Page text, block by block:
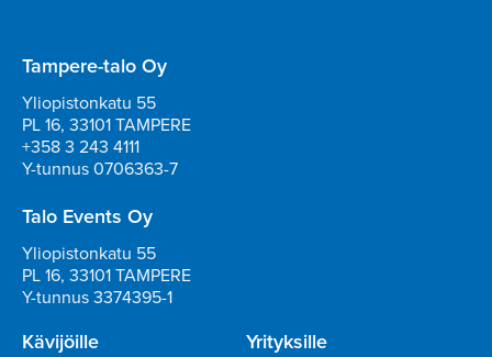
Tampere-talo Oy
Yliopistonkatu 55
PL 16, 33101 TAMPERE
+358 3 243 4111
Y-tunnus 0706363-7
Talo Events Oy
Yliopistonkatu 55
PL 16, 33101 TAMPERE
Y-tunnus 3374395-1
Kävijöille Yrityksille